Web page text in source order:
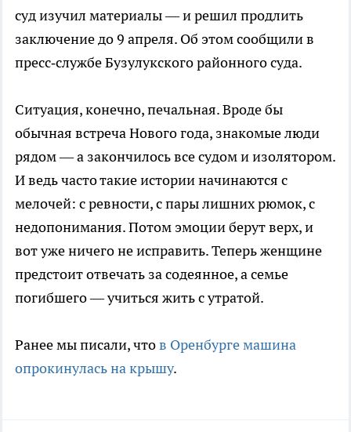
суд изучил материалы — и решил продлить
заключение до 9 апреля. Об этом сообщили в
пресс‑службе Бузулукского районного суда.
Ситуация, конечно, печальная. Вроде бы
обычная встреча Нового года, знакомые люди
рядом — а закончилось все судом и изолятором.
И ведь часто такие истории начинаются с
мелочей: с ревности, с пары лишних рюмок, с
недопонимания. Потом эмоции берут верх, и
вот уже ничего не исправить. Теперь женщине
предстоит отвечать за содеянное, а семье
погибшего — учиться жить с утратой.
Ранее мы писали, чтов Оренбурге машина
опрокинулась на крышу.